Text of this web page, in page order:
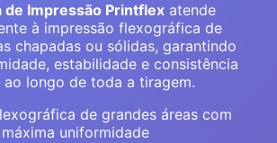
de Impressão Printflex atende
à impressão flexográfica de
chapadas ou sólidas, garantindo
estabilidade e consistência
ao longo de toda a tiragem.
de grandes áreas com
máxima uniformidade